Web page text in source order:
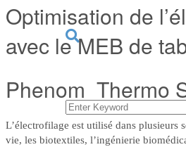
Optimisation de
avec le MEB de
Phenom Thermo
L’électrofilage est utilisé dans plusieurs
vie, les biotextiles, l’ingénierie